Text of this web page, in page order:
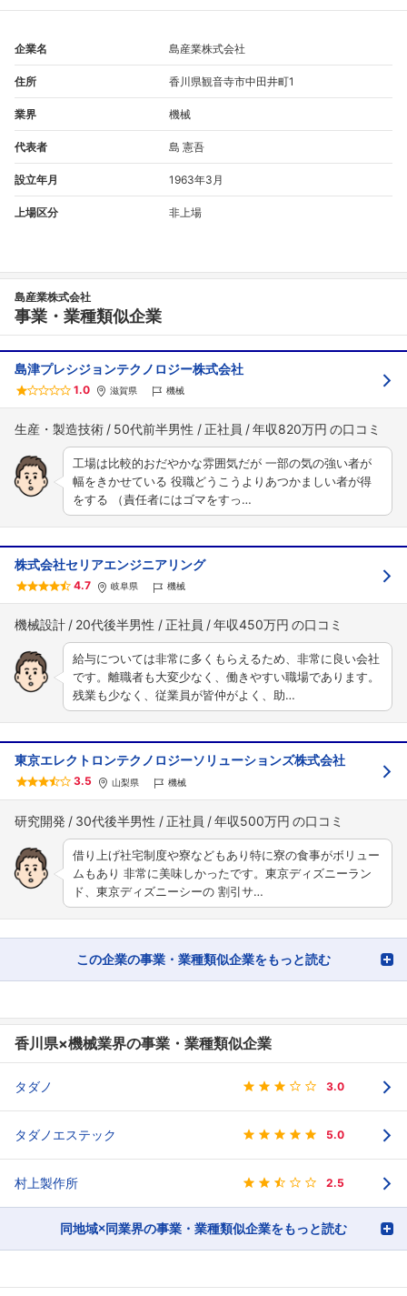
こちらの企業もフォローしませんか？
企業名 島産業株式会社
住所 香川県観音寺市中田井町1
業界 機械
代表者 島 憲吾
設立年月 1963年3月
上場区分 非上場
島産業株式会社
事業・業種類似企業
島津プレシジョンテクノロジー株式会社
1.0 滋賀県 機械
生産・製造技術 50代前半男性 正社員 年収820万円
工場は比較的おだやかな雰囲気だが 一部の気の強い者が
幅をきかせている 役職どうこうよりあつかましい者が得
をする （責任者にはゴマをすっ…
株式会社セリアエンジニアリング
4.7 岐阜県 機械
機械設計 20代後半男性 正社員 年収450万円
給与については非常に多くもらえるため、非常に良い会社
です。離職者も大変少なく、働きやすい職場であります。
残業も少なく、従業員が皆仲がよく、助…
東京エレクトロンテクノロジーソリューションズ株式会社
3.5 山梨県 機械
研究開発 30代後半男性 正社員 年収500万円
借り上げ社宅制度や寮などもあり特に寮の食事がボリュー
ムもあり 非常に美味しかったです。東京ディズニーラン
ド、東京ディズニーシーの 割引サ…
この企業の事業・業種類似企業をもっと読む
香川県×機械業界の事業・業種類似企業
タダノ 3.0
タダノエステック 5.0
村上製作所 2.5
同地域×同業界の事業・業種類似企業をもっと読む